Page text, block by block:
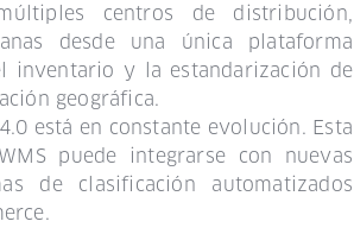
centros de distribución,
desde una única plataforma
inventario y la estandarización de
geográfica.
está en constante evolución. Esta
puede integrarse con nuevas
de clasificación automatizados